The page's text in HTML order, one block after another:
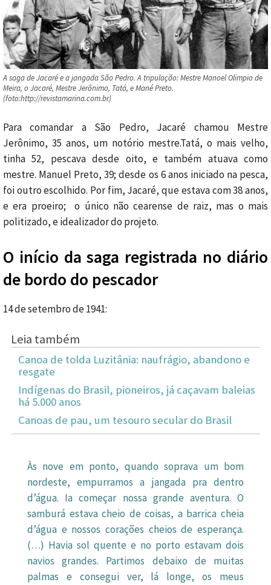
A saga de Jacaré e a jangada São Pedro. A tripulação: Mestre Manoel Olimpio de
Meira, o Jacaré, Mestre Jerônimo, Tatá, e Mané Preto.
(foto:http://revistamarina.com.br)
Para comandar a São Pedro, Jacaré chamou Mestre
Jerônimo, 35 anos, um notório mestre.Tatá, o mais velho,
tinha 52, pescava desde oito, e também atuava como
mestre. Manuel Preto, 39; desde os 6 anos iniciado na pesca,
foi outro escolhido. Por fim, Jacaré, que estava com 38 anos,
e era proeiro; o único não cearense de raiz, mas o mais
politizado, e idealizador do projeto.
O início da saga registrada no diário
de bordo do pescador
14 de setembro de 1941:
Leia também
Canoa de tolda Luzitânia: naufrágio, abandono e
resgate
Indígenas do Brasil, pioneiros, já caçavam baleias
há 5.000 anos
Canoas de pau, um tesouro secular do Brasil
Às nove em ponto, quando soprava um bom
nordeste, empurramos a jangada pra dentro
d’água. Ia começar nossa grande aventura. O
samburá estava cheio de coisas, a barrica cheia
d’água e nossos corações cheios de esperança.
(…) Havia sol quente e no porto estavam dois
navios grandes. Partimos debaixo de muitas
palmas e consegui ver, lá longe, os meus